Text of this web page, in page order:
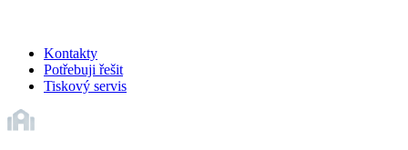
Kontakty
Potřebuji řešit
Tiskový servis